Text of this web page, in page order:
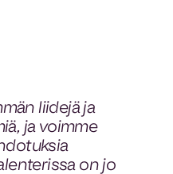
liidejä ja
ja voimme
on jo